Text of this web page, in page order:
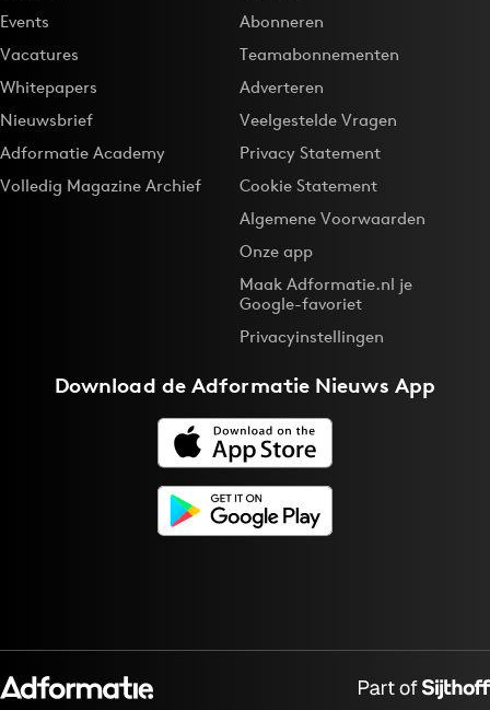
Events
Vacatures
Whitepapers
Nieuwsbrief
Adformatie Academy
Volledig Magazine Archief
Abonneren
Teamabonnementen
Adverteren
Veelgestelde Vragen
Privacy Statement
Cookie Statement
Algemene Voorwaarden
Onze app
Maak Adformatie.nl je
Google-favoriet
Privacyinstellingen
Download deAdformatie Nieuws App